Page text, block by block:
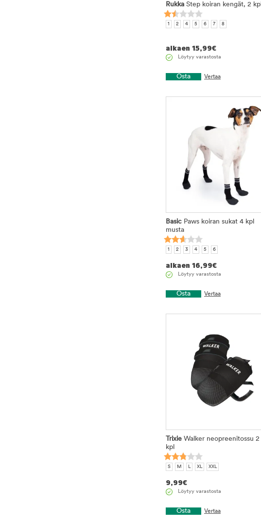
Rukka Step koiran kengät, 2 kpl
1 2 4 5 6 7 8
alkaen 15,99€
Löytyy varastosta
Osta Vertaa
Basic Paws koiran sukat 4 kpl
musta
1 2 3 4 5 6
alkaen 16,99€
Löytyy varastosta
Osta Vertaa
Trixie Walker neopreenitossu 2
kpl
S M L XL XXL
9,99€
Löytyy varastosta
Osta Vertaa